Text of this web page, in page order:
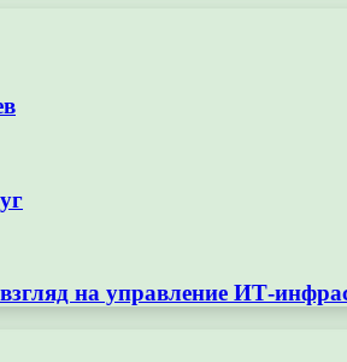
на управление ИТ-